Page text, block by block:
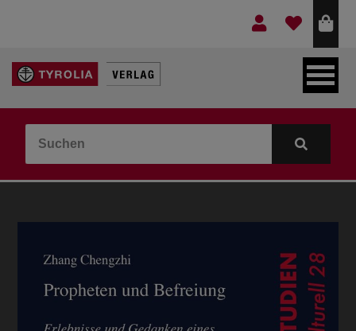
LEBEN & GLAUBE
KINDER- & JUGENDBUCH